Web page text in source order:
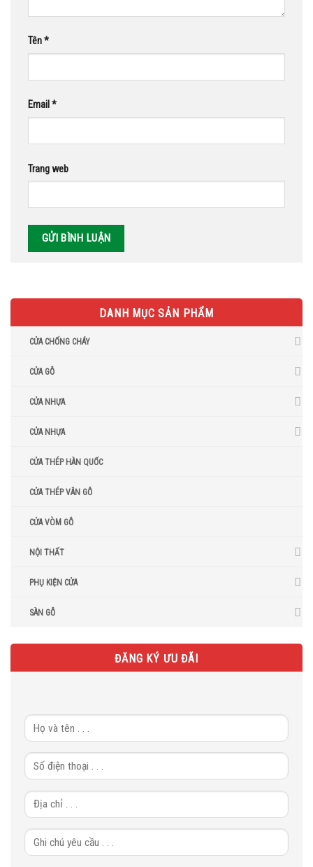
Tên*
Email*
Trang web
DANH MỤC SẢN PHẨM
CỬA CHỐNG CHÁY
CỬA GỖ
CỬA NHỰA
CỬA NHỰA
CỬA THÉP HÀN QUỐC
CỬA THÉP VÂN GỖ
CỬA VÒM GỖ
NỘI THẤT
PHỤ KIỆN CỬA
SÀN GỖ
ĐĂNG KÝ ƯU ĐÃI